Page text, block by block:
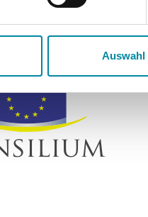
Auswahl